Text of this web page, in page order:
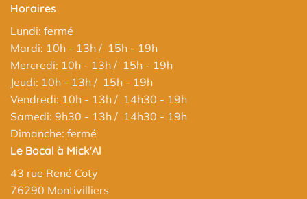
Horaires
Lundi: fermé
Mardi: 10h - 13h / 15h - 19h
Mercredi: 10h - 13h / 15h - 19h
Jeudi: 10h - 13h / 15h - 19h
Vendredi: 10h - 13h / 14h30 - 19h
Samedi: 9h30 - 13h / 14h30 - 19h
Dimanche: fermé
Le Bocal à Mick'Al
43 rue René Coty
76290 Montivilliers